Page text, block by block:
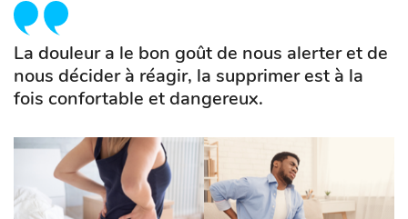
La douleur a le bon goût de nous alerter et de
nous décider à réagir, la supprimer est à la
fois confortable et dangereux.